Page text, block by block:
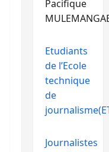
Pacifique
Etudiants
de l’Ecole
technique
de
Journalistes